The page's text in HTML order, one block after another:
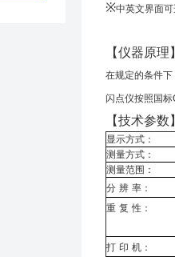
※中英文界面
【仪器原理
在规定的条件
闪点仪按照国标
【技术参数
显示方式：
测量方式：
测量范围：
分 辨 率：
重 复 性：
打 印 机：